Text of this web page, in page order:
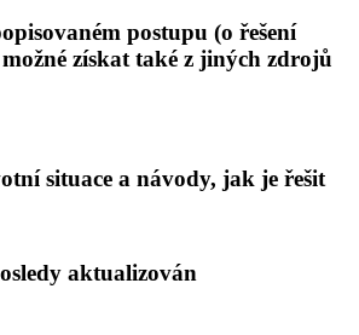
postupu (o řešení
získat také z jiných zdrojů
situace a návody, jak je řešit
aktualizován